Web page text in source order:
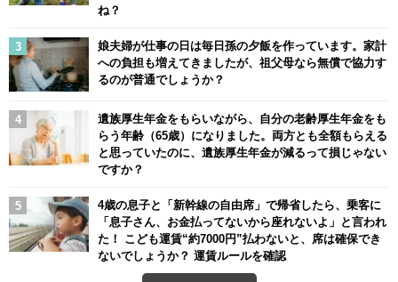
ね？
娘夫婦が仕事の日は毎日孫の夕飯を作っています。家計
への負担も増えてきましたが、祖父母なら無償で協力す
るのが普通でしょうか？
遺族厚生年金をもらいながら、自分の老齢厚生年金をも
らう年齢（65歳）になりました。両方とも全額もらえる
と思っていたのに、遺族厚生年金が減るって損じゃない
ですか？
4歳の息子と「新幹線の自由席」で帰省したら、乗客に
「息子さん、お金払ってないから座れないよ」と言われ
た！ こども運賃“約7000円”払わないと、席は確保でき
ないでしょうか？ 運賃ルールを確認